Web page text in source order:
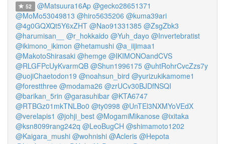
52 @Matsuura16Ap @gecko28651371
@MoMo53049813 @hiro5635206 @kuma39ari
@4g0GQXQt5Y6xZHT @Nao91331385 @ZsgZbk3
@harumisan__
@r_hokkaido @Yuh_dayo @Invertebratist
@ikimono_ikimon @hetamushi @a_iijimaa1
@MakotoShirasaki @hemge @IKIMONOandCVS
@RLGFPcUyKvarmQB @Shun1996175 @uhtRohrCvcZzs7y
@uojiChaetodon19 @noahsun_bird @yurizukikamome1
@forestthree @modama26 @zrUCv30BJDfNSQI
@barikan_5rin @garasuhibar @KTA6747
@RTBGz01mkTNLBo0 @ty0998 @UnTEl3NXMYoVEdX
@verelapis1 @johji_best @MogamiMikanose @ixitaka
@ksn8099rang242q @LeoBugCH @shimamoto1202
@Kaigara_mushi @wohnishi @Acleris @Hepota